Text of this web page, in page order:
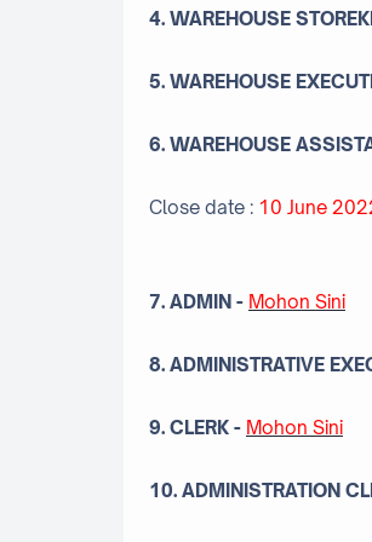
4. WAREHOUSE
5. WAREHOUSE
6. WAREHOUSE
Close date : 10 June
7. ADMIN - Mohon Sini
8. ADMINISTRATIVE
9. CLERK - Mohon Sini
10. ADMINISTRATION